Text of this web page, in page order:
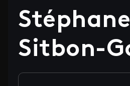
Stéphane
Sitbon-